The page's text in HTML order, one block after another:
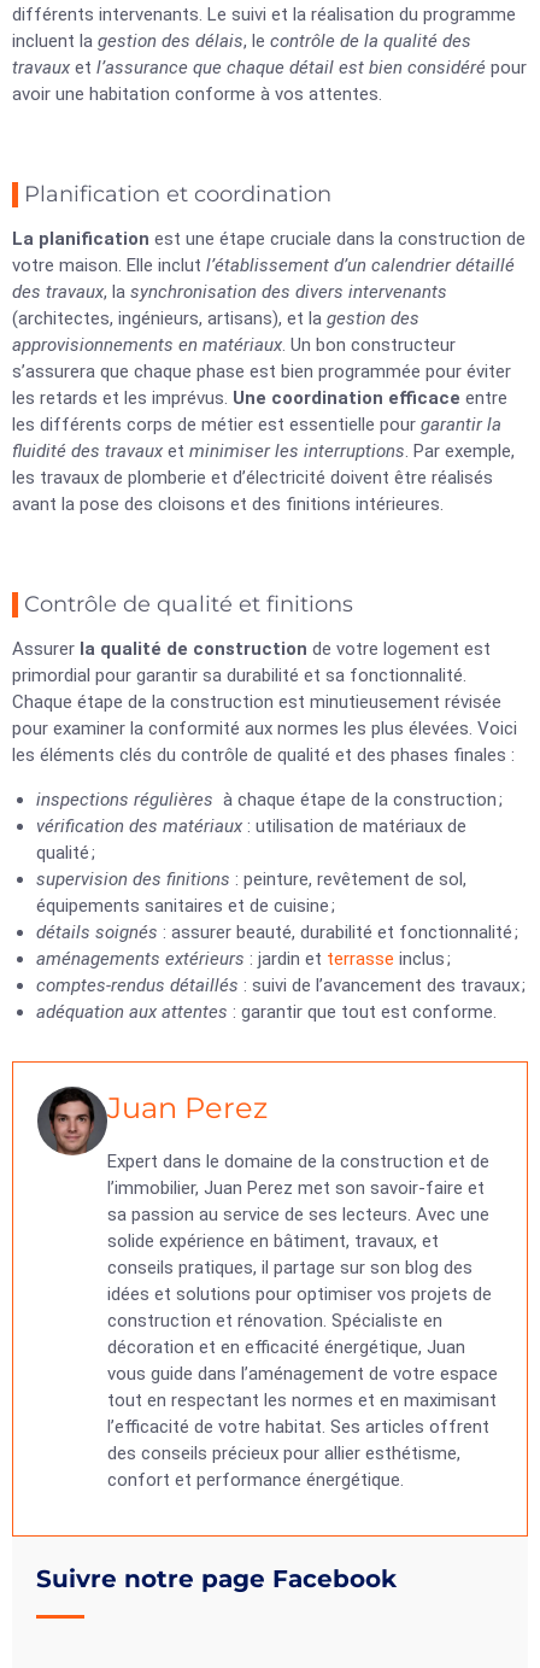
Suivre notre page Facebook
différents intervenants. Le suivi et la réalisation du programme
incluent la gestion des délais, le contrôle de la qualité des
travaux et l’assurance que chaque détail est bien considéré pour
avoir une habitation conforme à vos attentes.
Planification et coordination
La planification est une étape cruciale dans la construction de
votre maison. Elle inclut l’établissement d’un calendrier détaillé
des travaux, la synchronisation des divers intervenants
(architectes, ingénieurs, artisans), et la gestion des
approvisionnements en matériaux. Un bon constructeur
s’assurera que chaque phase est bien programmée pour éviter
les retards et les imprévus. Une coordination efficace entre
les différents corps de métier est essentielle pour garantir la
fluidité des travaux et minimiser les interruptions. Par exemple,
les travaux de plomberie et d’électricité doivent être réalisés
avant la pose des cloisons et des finitions intérieures.
Contrôle de qualité et finitions
Assurer la qualité de construction de votre logement est
primordial pour garantir sa durabilité et sa fonctionnalité.
Chaque étape de la construction est minutieusement révisée
pour examiner la conformité aux normes les plus élevées. Voici
les éléments clés du contrôle de qualité et des phases finales :
inspections régulières à chaque étape de la construction ;
vérification des matériaux : utilisation de matériaux de
qualité ;
supervision des finitions : peinture, revêtement de sol,
équipements sanitaires et de cuisine ;
détails soignés : assurer beauté, durabilité et fonctionnalité ;
aménagements extérieurs : jardin et terrasse inclus ;
comptes-rendus détaillés : suivi de l’avancement des travaux ;
adéquation aux attentes : garantir que tout est conforme.
Juan Perez
Expert dans le domaine de la construction et de
l’immobilier, Juan Perez met son savoir-faire et
sa passion au service de ses lecteurs. Avec une
solide expérience en bâtiment, travaux, et
conseils pratiques, il partage sur son blog des
idées et solutions pour optimiser vos projets de
construction et rénovation. Spécialiste en
décoration et en efficacité énergétique, Juan
vous guide dans l’aménagement de votre espace
tout en respectant les normes et en maximisant
l’efficacité de votre habitat. Ses articles offrent
des conseils précieux pour allier esthétisme,
confort et performance énergétique.